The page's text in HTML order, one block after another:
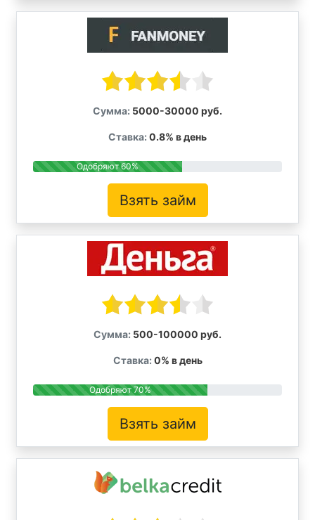
Сумма: 5000-30000 руб.
Ставка: 0.8% в день
Одобряют 60%
Взять займ
Сумма: 500-100000 руб.
Ставка: 0% в день
Одобряют 70%
Взять займ